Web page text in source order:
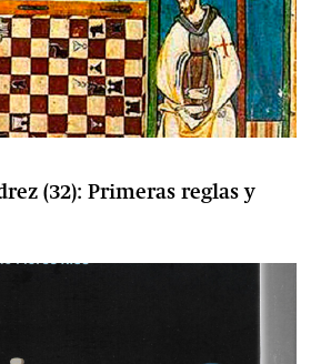
(32): Primeras reglas y